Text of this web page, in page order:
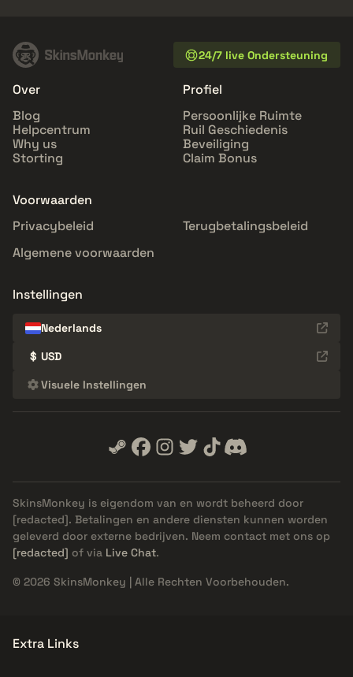
24/7 live Ondersteuning
Over
Blog
Helpcentrum
Why us
Storting
Profiel
Persoonlijke Ruimte
Ruil Geschiedenis
Beveiliging
Claim Bonus
Voorwaarden
Privacybeleid
Terugbetalingsbeleid
Algemene voorwaarden
Instellingen
Nederlands
$ USD
Visuele Instellingen
SkinsMonkey is eigendom van en wordt beheerd door
[redacted]. Betalingen en andere diensten kunnen worden
geleverd door externe bedrijven. Neem contact met ons op
[redacted] of via Live Chat.
© 2026 SkinsMonkey | Alle Rechten Voorbehouden.
Extra Links